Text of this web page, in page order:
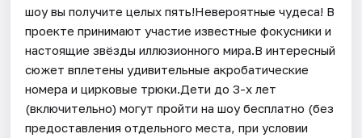
шоу вы получите целых пять!Невероятные чудеса! В
проекте принимают участие известные фокусники и
настоящие звёзды иллюзионного мира.В интересный
сюжет вплетены удивительные акробатические
номера и цирковые трюки.Дети до 3-х лет
(включительно) могут пройти на шоу бесплатно (без
предоставления отдельного места, при условии